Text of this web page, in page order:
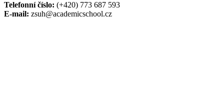
Telefonní číslo: (+420) 773 687 593
E-mail: zsuh@academicschool.cz